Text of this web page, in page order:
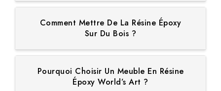
Comment Mettre De La Résine Époxy
Sur Du Bois ?
Pourquoi Choisir Un Meuble En Résine
Époxy World’s Art ?